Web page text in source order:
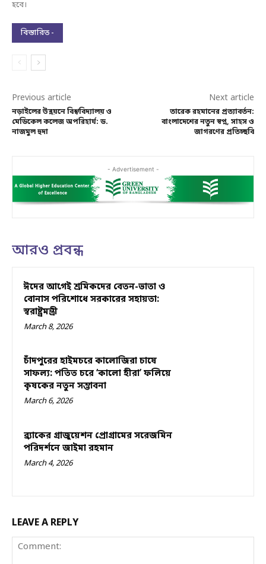
হবে।
বিস্তারিত -
Previous article
নড়াইলের উন্নয়নে বিশ্ববিদ্যালয় ও
মেডিকেল কলেজ অপরিহার্য: ড.
নাজমুল হুদা
Next article
তারেক রহমানের প্রত্যাবর্তন:
বাংলাদেশের নতুন স্বপ্ন, সাহস ও
জাগরণের প্রতিচ্ছবি
- Advertisement -
আরও প্রবন্ধ
ঈদের আগেই শ্রমিকদের বেতন-ভাতা ও
বোনাস পরিশোধে সরকারের সহায়তা:
স্বরাষ্ট্রমন্ত্রী
March 8, 2026
চাঁদপুরের হাইমচরে কালোজিরা চাষে
সাফল্য: পতিত চরে ‘কালো হীরা’ ফলিয়ে
কৃষকের নতুন সম্ভাবনা
March 6, 2026
ব্র্যাকের গ্রাজুয়েশন প্রোগ্রামের সরেজমিন
পরিদর্শনে জাইমা রহমান
March 4, 2026
LEAVE A REPLY